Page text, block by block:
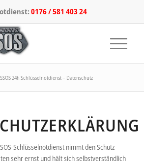
0176 / 581 403 24
24h Schlüsselnotdienst – Datenschutz
Schlüsselnotdienst nimmt den Schutz
sehr ernst und hält sich selbstverständlich